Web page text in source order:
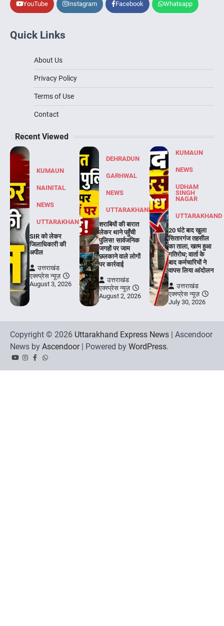
YouTube Instagram Facebook Whatsapp
Quick Links
About Us
Privacy Policy
Terms of Use
Contact
Recent Viewed
KUMAUN
NAINITAL
NEWS
UTTARAKHAND
SIR को लेकर
जिलाधिकारी की
अपील
उत्तराखंड
एक्स्प्रेस न्यूज़
August 3, 2026
DEHRADUN
GARHWAL
NEWS
UTTARAKHAND
शराबियों की बारात
लेकर थाने पहुँची
पुलिस! सार्वजनिक
जगहों पर जाम
छलकाने वाले लोगों
पर कार्रवाई
उत्तराखंड
एक्स्प्रेस न्यूज़
August 2, 2026
KUMAUN
NEWS
UDHAM
SINGH
NAGAR
UTTARAKHAND
20 घंटे बाद खुला
सितारगंज तहसील
का ताला, खत्म हुआ
गतिरोध; वार्ता के
बाद कर्मचारियों ने
वापस लिया आंदोलन
उत्तराखंड
एक्स्प्रेस न्यूज़
July 30, 2026
Copyright © 2026 Uttarakhand Express News | Ascendoor
News by Ascendoor| Powered by WordPress.
YouTubeInstagram
Facebook
Whatsapp